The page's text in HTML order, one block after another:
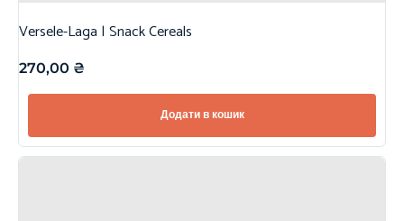
Versele-Laga | Snack Cereals
270,00 ₴
Додати в кошик